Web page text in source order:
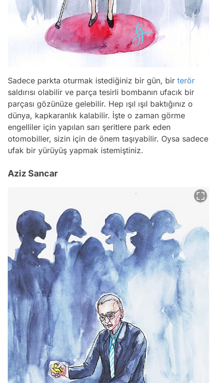
Sadece parkta oturmak istediğiniz bir gün, bir terör
saldırısı olabilir ve parça tesirli bombanın ufacık bir
parçası gözünüze gelebilir. Hep ışıl ışıl baktığınız o
dünya, kapkaranlık kalabilir. İşte o zaman görme
engelliler için yapılan sarı şeritlere park eden
otomobiller, sizin için de önem taşıyabilir. Oysa sadece
ufak bir yürüyüş yapmak istemiştiniz.
Aziz Sancar